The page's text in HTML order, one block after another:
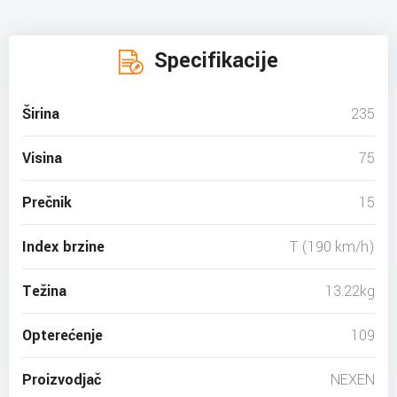
Specifikacije
Širina 235
Visina 75
Prečnik 15
Index brzine T (190 km/h)
Težina 13.22kg
Opterećenje 109
Proizvodjač NEXEN